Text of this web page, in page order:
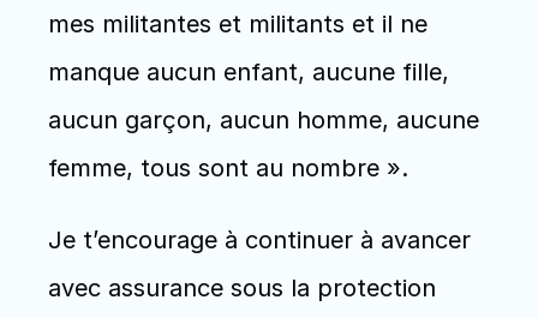
mes militantes et militants et il ne
manque aucun enfant, aucune fille,
aucun garçon, aucun homme, aucune
femme, tous sont au nombre ».
Je t’encourage à continuer à avancer
avec assurance sous la protection